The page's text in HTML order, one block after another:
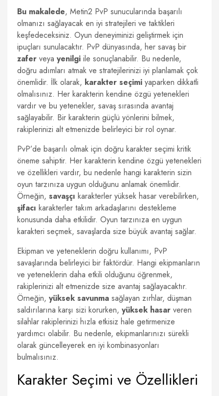
Bu makalede, Metin2 PvP sunucularında başarılı
olmanızı sağlayacak en iyi stratejileri ve taktikleri
keşfedeceksiniz. Oyun deneyiminizi geliştirmek için
ipuçları sunulacaktır. PvP dünyasında, her savaş bir
zafer veya yenilgi ile sonuçlanabilir. Bu nedenle,
doğru adımları atmak ve stratejilerinizi iyi planlamak çok
önemlidir. İlk olarak, karakter seçimi yaparken dikkatli
olmalısınız. Her karakterin kendine özgü yetenekleri
vardır ve bu yetenekler, savaş sırasında avantaj
sağlayabilir. Bir karakterin güçlü yönlerini bilmek,
rakiplerinizi alt etmenizde belirleyici bir rol oynar.
PvP’de başarılı olmak için doğru karakter seçimi kritik
öneme sahiptir. Her karakterin kendine özgü yetenekleri
ve özellikleri vardır, bu nedenle hangi karakterin sizin
oyun tarzınıza uygun olduğunu anlamak önemlidir.
Örneğin, savaşçı karakterler yüksek hasar verebilirken,
şifacı karakterler takım arkadaşlarını destekleme
konusunda daha etkilidir. Oyun tarzınıza en uygun
karakteri seçmek, savaşlarda size büyük avantaj sağlar.
Ekipman ve yeteneklerin doğru kullanımı, PvP
savaşlarında belirleyici bir faktördür. Hangi ekipmanların
ve yeteneklerin daha etkili olduğunu öğrenmek,
rakiplerinizi alt etmenizde size avantaj sağlayacaktır.
Örneğin, yüksek savunma sağlayan zırhlar, düşman
saldırılarına karşı sizi korurken, yüksek hasar veren
silahlar rakiplerinizi hızla etkisiz hale getirmenize
yardımcı olabilir. Bu nedenle, ekipmanlarınızı sürekli
olarak güncelleyerek en iyi kombinasyonları
bulmalısınız.
Karakter Seçimi ve Özellikleri